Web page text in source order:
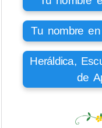
Tu nombre
Heráldica,
de